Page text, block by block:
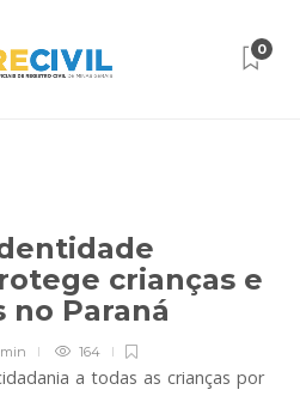
0
crianças e
no Paraná
164
a todas as crianças por